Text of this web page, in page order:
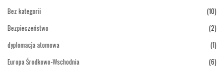
Bez kategorii
(10)
Bezpieczeństwo
(2)
dyplomacja atomowa
(1)
Europa Środkowo-Wschodnia
(6)